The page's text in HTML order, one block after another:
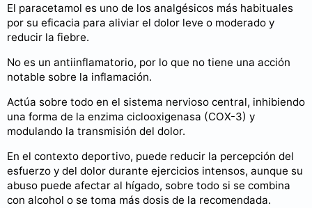
El paracetamol es uno de los analgésicos más habituales
por su eficacia para aliviar el dolor leve o moderado y
reducir la fiebre.
No es un antiinflamatorio, por lo que no tiene una acción
notable sobre la inflamación.
Actúa sobre todo en el sistema nervioso central, inhibiendo
una forma de la enzima ciclooxigenasa (COX-3) y
modulando la transmisión del dolor.
En el contexto deportivo, puede reducir la percepción del
esfuerzo y del dolor durante ejercicios intensos, aunque su
abuso puede afectar al hígado, sobre todo si se combina
con alcohol o se toma más dosis de la recomendada.